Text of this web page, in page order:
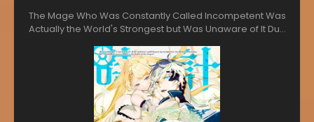
The Mage Who Was Constantly Called Incompetent Was
Actually the World's Strongest but Was Unaware of It Due
なのに幽閉されていたので自覚なし